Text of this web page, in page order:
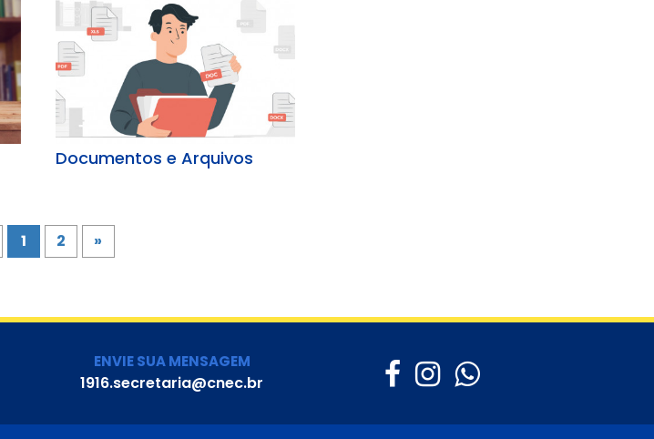
Documentos e Arquivos
1 2 »
ENVIE SUA MENSAGEM
1916.secretaria@cnec.br